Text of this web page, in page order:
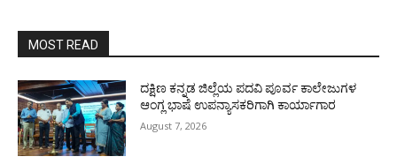
MOST READ
ದಕ್ಷಿಣ ಕನ್ನಡ ಜಿಲ್ಲೆಯ ಪದವಿ ಪೂರ್ವ ಕಾಲೇಜುಗಳ
ಆಂಗ್ಲ ಭಾಷೆ ಉಪನ್ಯಾಸಕರಿಗಾಗಿ ಕಾರ್ಯಾಗಾರ
August 7, 2026